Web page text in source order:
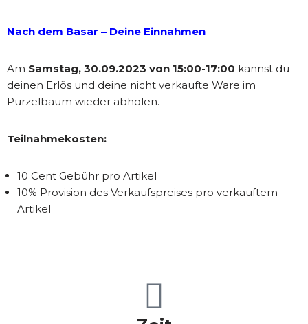
Nach dem Basar – Deine Einnahmen
Am Samstag, 30.09.2023 von 15:00-17:00 kannst du
deinen Erlös und deine nicht verkaufte Ware im
Purzelbaum wieder abholen.
Teilnahmekosten:
10 Cent Gebühr pro Artikel
10% Provision des Verkaufspreises pro verkauftem
Artikel